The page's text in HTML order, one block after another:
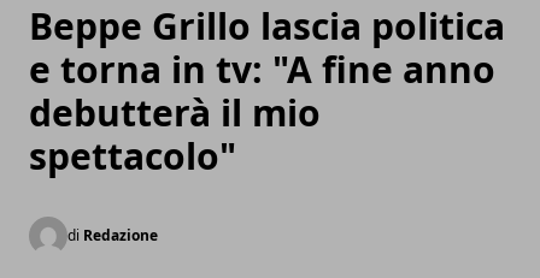
Beppe Grillo lascia politica
e torna in tv: "A fine anno
debutterà il mio
spettacolo"
di Redazione